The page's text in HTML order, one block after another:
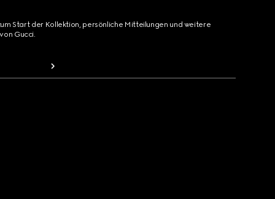
Start der Kollektion, persönliche Mitteilungen und weitere
Gucci.